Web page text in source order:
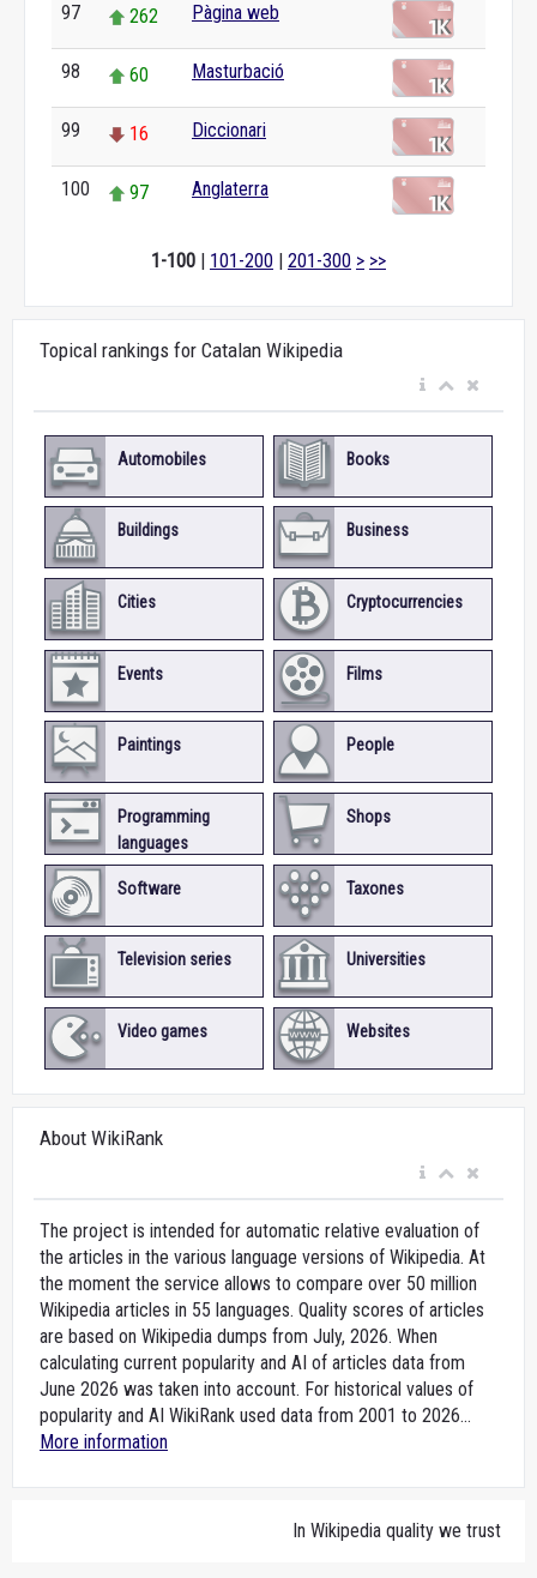
97 262 Pàgina web
98 60 Masturbació
99 16 Diccionari
100 97 Anglaterra
1-100 | 101-200 | 201-300 > >>
Topical rankings for Catalan Wikipedia
Automobiles Books
Buildings Business
Cities Cryptocurrencies
Events Films
Paintings People
Programming
languages
Shops
Software Taxones
Television series Universities
Video games Websites
About WikiRank
The project is intended for automatic relative evaluation of
the articles in the various language versions of Wikipedia. At
the moment the service allows to compare over 50 million
Wikipedia articles in 55 languages. Quality scores of articles
are based on Wikipedia dumps from July, 2026. When
calculating current popularity and AI of articles data from
June 2026 was taken into account. For historical values of
popularity and AI WikiRank used data from 2001 to 2026...
More information
In Wikipedia quality we trust